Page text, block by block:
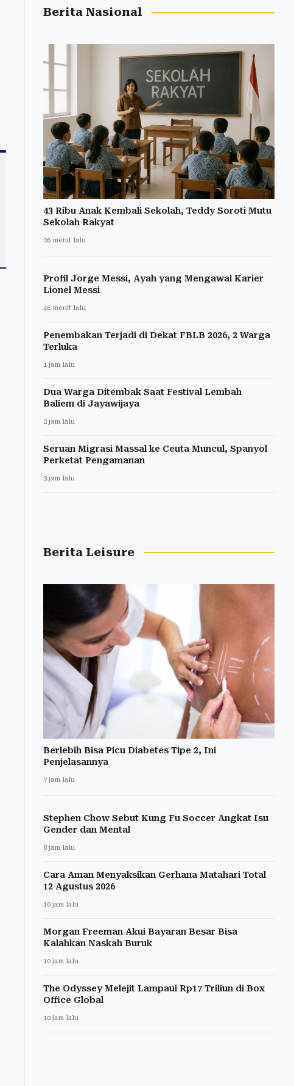
Berita Nasional
43 Ribu Anak Kembali Sekolah, Teddy Soroti Mutu
Sekolah Rakyat
26 menit lalu
Profil Jorge Messi, Ayah yang Mengawal Karier
Lionel Messi
46 menit lalu
Penembakan Terjadi di Dekat FBLB 2026, 2 Warga
Terluka
1 jam lalu
Dua Warga Ditembak Saat Festival Lembah
Baliem di Jayawijaya
2 jam lalu
Seruan Migrasi Massal ke Ceuta Muncul, Spanyol
Perketat Pengamanan
3 jam lalu
Berita Leisure
Berlebih Bisa Picu Diabetes Tipe 2, Ini
Penjelasannya
7 jam lalu
Stephen Chow Sebut Kung Fu Soccer Angkat Isu
Gender dan Mental
8 jam lalu
Cara Aman Menyaksikan Gerhana Matahari Total
12 Agustus 2026
10 jam lalu
Morgan Freeman Akui Bayaran Besar Bisa
Kalahkan Naskah Buruk
10 jam lalu
The Odyssey Melejit Lampaui Rp17 Triliun di Box
Office Global
10 jam lalu